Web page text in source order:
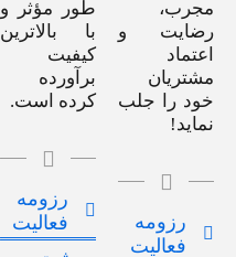
مجرب،
رضایت و
اعتماد
مشتریان
خود را جلب
نماید!
رزومه
فعالیت
طور مؤثر و
با بالاترین
کیفیت
برآورده
کرده است.
رزومه
فعالیت